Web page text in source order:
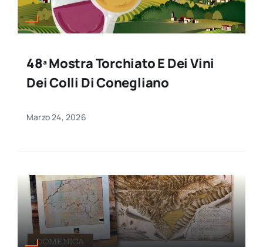
48ª Mostra Torchiato E Dei Vini
Dei Colli Di Conegliano
Marzo 24, 2026